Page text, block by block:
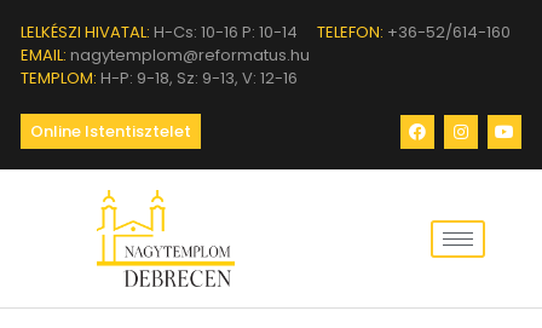
LELKÉSZI HIVATAL: H-Cs: 10-16 P: 10-14 TELEFON: +36-52/614-160
EMAIL: nagytemplom@reformatus.hu
TEMPLOM: H-P: 9-18, Sz: 9-13, V: 12-16
Online Istentisztelet